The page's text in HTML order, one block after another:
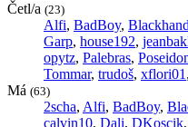
Četl/a (23)
Alfi, BadBoy,
Garp, house192,
opytz, Palebras,
Tommar, trudoš, xflori01 ,
Má (63)
2scha, Alfi, BadBoy,
calvin10, Dali, DKoscik,